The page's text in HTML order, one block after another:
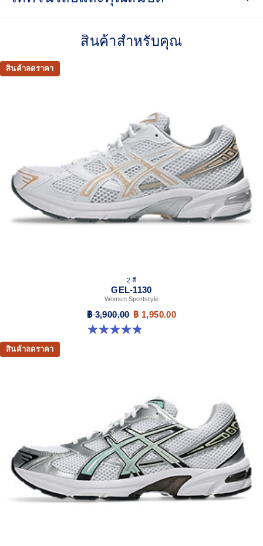
Originally part of the GEL-1000™ series, this shoe is
breathable mesh underlays.
shoe for cushioning and shock absorption.
This shoe preserves the TRUSSTIC™ support system
that helped runners of the late 2000s improve their
The sockliner is produced with the solution dyeing
process that reduces water usage by approximately
33% and carbon emissions by approximately 45%
compared to the conventional dyeing technology.
สินค้าสำหรับคุณ
สินค้าลดราคา
2 สี
GEL-1130
Women Sportstyle
฿ 3,900.00 ฿ 1,950.00
4.8 จาก 5 ดาว 894 รีวิว
สินค้าลดราคา